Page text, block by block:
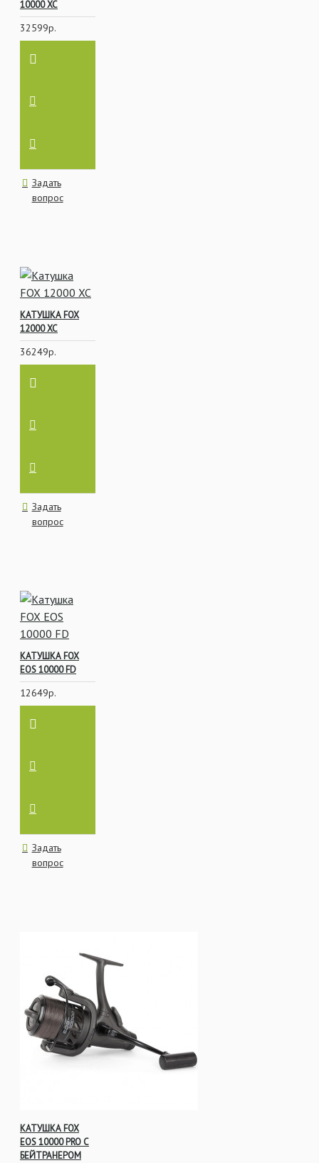
10000 XC
32599р.
Задать
вопрос
КАТУШКА FOX
12000 XC
36249р.
Задать
вопрос
КАТУШКА FOX
EOS 10000 FD
12649р.
Задать
вопрос
КАТУШКА FOX
EOS 10000 PRO С
БЕЙТРАНЕРОМ